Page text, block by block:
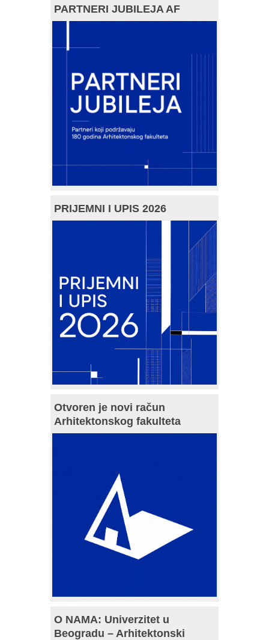
PARTNERI JUBILEJA AF
PRIJEMNI I UPIS 2026
Otvoren je novi račun
Arhitektonskog fakulteta
O NAMA: Univerzitet u
Beogradu – Arhitektonski